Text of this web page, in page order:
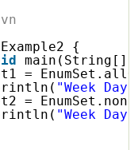
{
main(String[]
=
"Week
=
"Week